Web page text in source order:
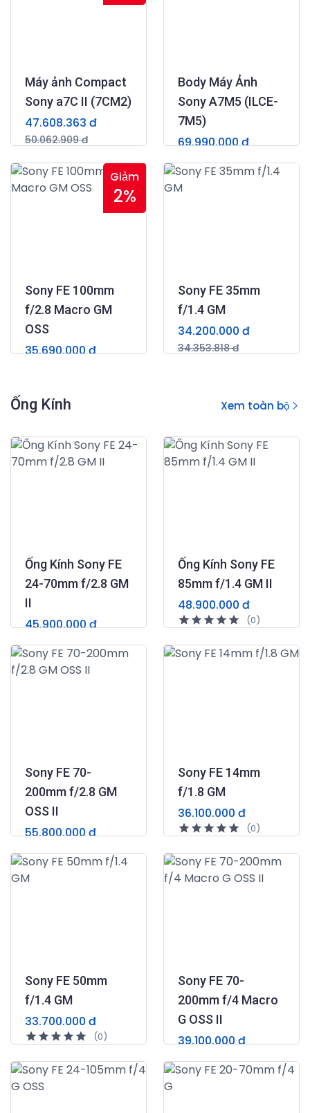
Máy ảnh Compact
Sony a7C II (7CM2)
47.608.363 đ
50.062.909 đ
Body Máy Ảnh
Sony A7M5 (ILCE-
7M5)
69.990.000 đ
Giảm
2%
Sony FE 100mm
f/2.8 Macro GM
OSS
35.690.000 đ
Sony FE 35mm
f/1.4 GM
34.200.000 đ
34.353.818 đ
Ống Kính Xem toàn bộ
Ống Kính Sony FE
24-70mm f/2.8 GM
II
45.900.000 đ
Ống Kính Sony FE
85mm f/1.4 GM II
48.900.000 đ
(0)
Sony FE 70-
200mm f/2.8 GM
OSS II
55.800.000 đ
Sony FE 14mm
f/1.8 GM
36.100.000 đ
(0)
Sony FE 50mm
f/1.4 GM
33.700.000 đ
(0)
Sony FE 70-
200mm f/4 Macro
G OSS II
39.100.000 đ